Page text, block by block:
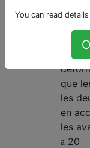
que
les
en
les
20
You can read